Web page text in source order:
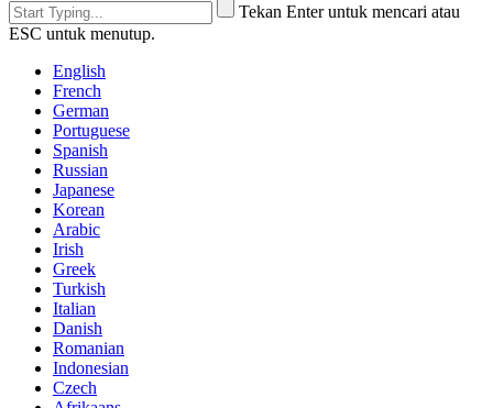
Tekan Enter untuk mencari atau
ESC untuk menutup.
English
French
German
Portuguese
Spanish
Russian
Japanese
Korean
Arabic
Irish
Greek
Turkish
Italian
Danish
Romanian
Indonesian
Czech